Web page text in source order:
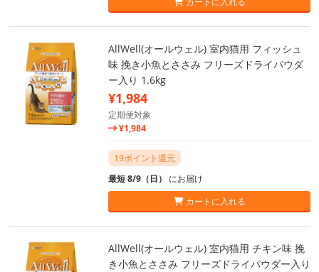
AllWell(オールウェル) 室内猫用 フィッシュ
味 挽き小魚とささみ フリーズドライパウダ
ー入り 1.6kg
¥1,984
定期便対象
¥1,984
19ポイント還元
最短 8/9（日） にお届け
カートに入れる
AllWell(オールウェル) 室内猫用 チキン味 挽
き小魚とささみ フリーズドライパウダー入り